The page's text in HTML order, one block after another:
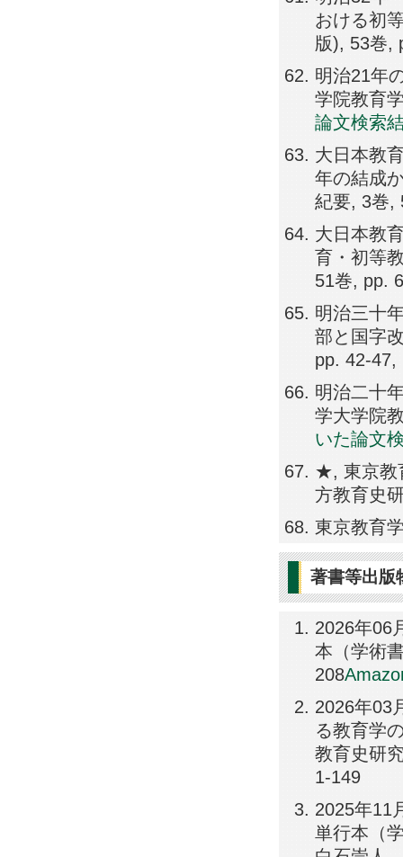
おける初
版), 53巻,
明治21年
学院教育
論文検索
大日本教
年の結成
紀要, 3巻,
大日本教
育・初等
51巻, pp.
明治三十
部と国字
pp. 42-47,
明治二十
学大学院
いた論文
★, 東京教
方教育史
東京教育
著書等出版
2026年06
本（学術
208
2026年03
る教育学
教育史研
1-149
2025年11
単行本（